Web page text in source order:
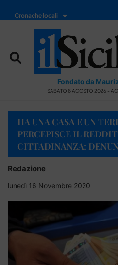
Cronache locali
Fondato da
SABATO 8 AGOSTO 2026 -
HA UNA CASA E UN
PERCEPISCE IL
CITTADINANZA:
Redazione
lunedì 16 Novembre 2020